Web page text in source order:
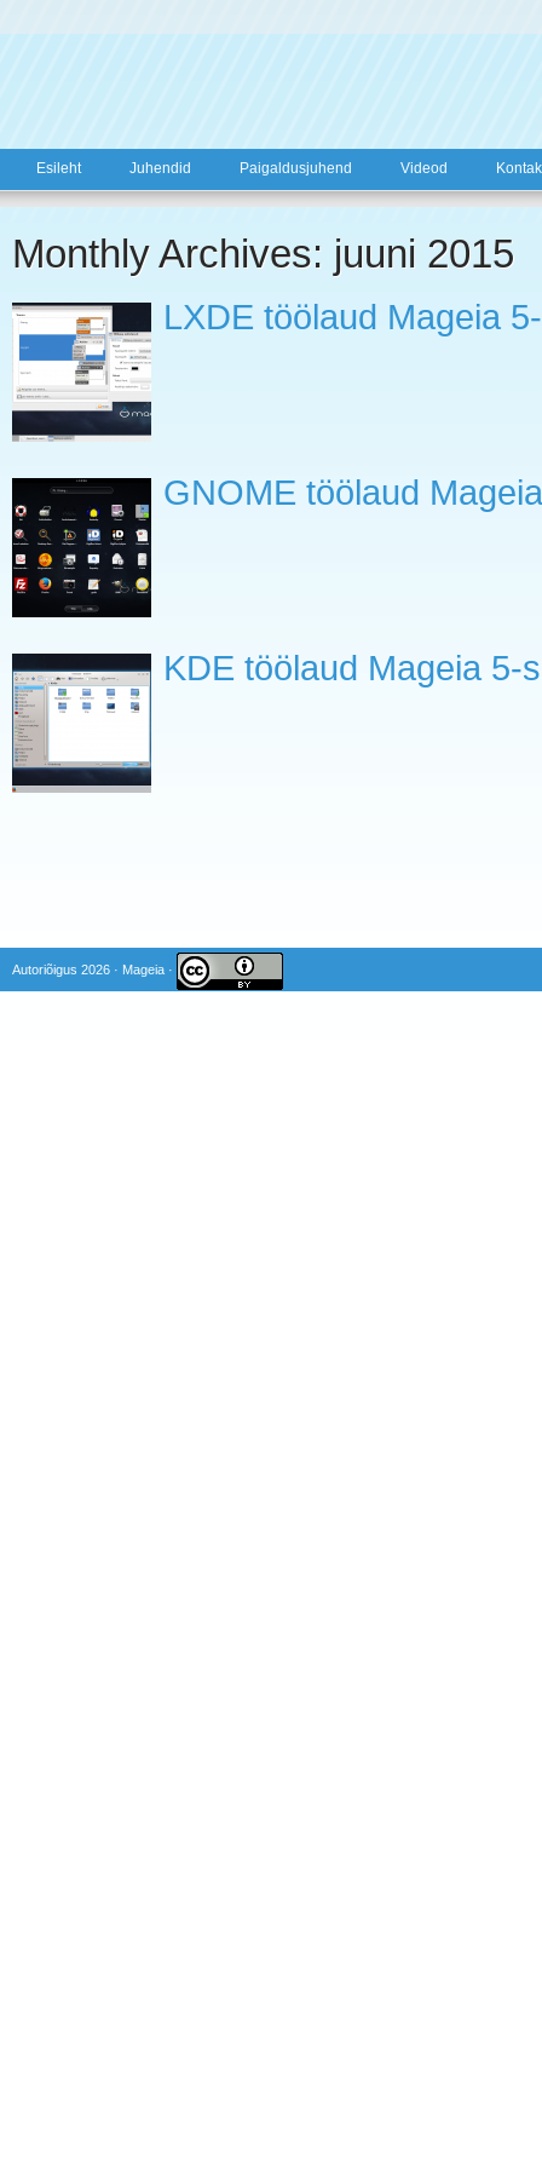
Esileht Juhendid Paigaldusjuhend Videod
Monthly Archives: juuni 2015
LXDE töölaud Mageia
GNOME töölaud
KDE töölaud Mageia 5-s
Autoriõigus 2026 · Mageia ·